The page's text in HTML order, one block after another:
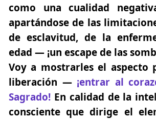
como una cualidad
apartándose de las
de esclavitud, de la
edad — ¡un escape de las
Voy a mostrarles el aspecto
liberación — ¡entrar al
Sagrado! En calidad de la
consciente que dirige el